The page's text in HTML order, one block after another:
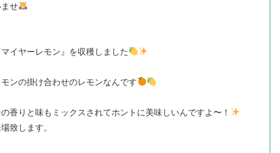
せ
イヤーレモン』を収穫しました
ンの掛け合わせのレモンなんです
香りと味もミックスされてホントに美味しいんですよ〜！
致します。